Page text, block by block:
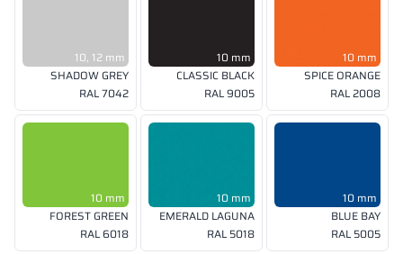
10, 12 mm
SHADOW GREY
RAL 7042
10 mm
CLASSIC BLACK
RAL 9005
10 mm
SPICE ORANGE
RAL 2008
10 mm
FOREST GREEN
RAL 6018
10 mm
EMERALD LAGUNA
RAL 5018
10 mm
BLUE BAY
RAL 5005